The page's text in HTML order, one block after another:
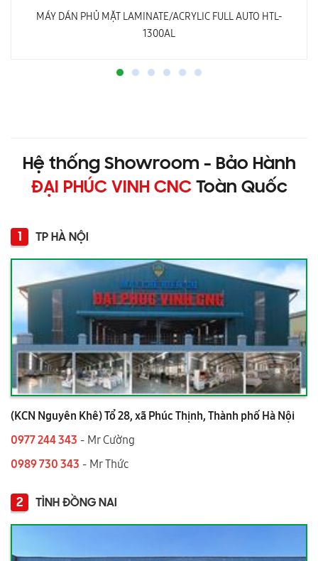
MÁY DÁN PHỦ MẶT LAMINATE/ACRYLIC FULL AUTO HTL-
1300AL
Hệ thống Showroom - Bảo Hành
ĐẠI PHÚC VINH CNCToàn Quốc
1 TP HÀ NỘI
(KCN Nguyên Khê) Tổ 28, xã Phúc Thịnh, Thành phố Hà Nội
0977 244 343 - Mr Cường
0989 730 343 - Mr Thức
2 TỈNH ĐỒNG NAI